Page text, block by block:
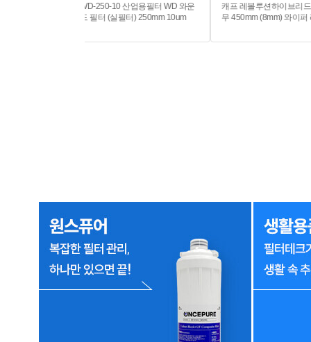
WD-250-10 산업용필터 WD 와운
드 필터 (실필터) 250mm 10um
캐프 레볼루션하이브리드
무 450mm (8mm) 와이퍼 리